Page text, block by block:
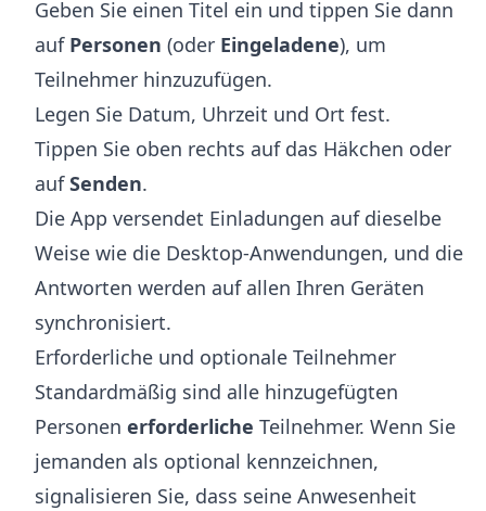
Geben Sie einen Titel ein und tippen Sie dann
auf Personen (oder Eingeladene), um
Teilnehmer hinzuzufügen.
Legen Sie Datum, Uhrzeit und Ort fest.
Tippen Sie oben rechts auf das Häkchen oder
aufSenden.
Die App versendet Einladungen auf dieselbe
Weise wie die Desktop-Anwendungen, und die
Antworten werden auf allen Ihren Geräten
synchronisiert.
Erforderliche und optionale Teilnehmer
Standardmäßig sind alle hinzugefügten
Personen erforderliche Teilnehmer. Wenn Sie
jemanden als optional kennzeichnen,
signalisieren Sie, dass seine Anwesenheit